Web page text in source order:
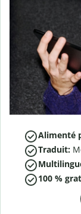
Alimenté
Traduit:
100 %